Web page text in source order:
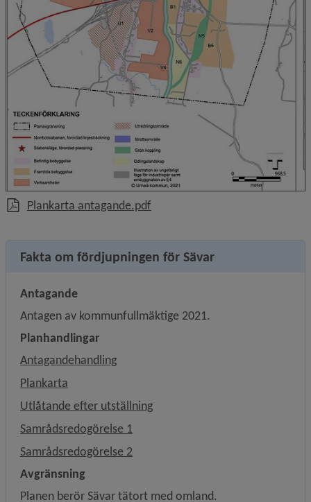
Plankarta antagande.pdf, 1.2 MB.
Fakta om fördjupningen för Sävar
Antagande
Antagen av kommunfullmäktige 2021.
Planhandlingar
Antagandehandling, 39.4 MB, öppnas i nytt fönster.
Plankarta
Utlåtande efter utställning, 433 kB, öppnas i nytt fönster.
Samrådsredogörelse 1
Samrådsredogörelse 2
Avgränsning
Planen berör Sävar tätort med omland.